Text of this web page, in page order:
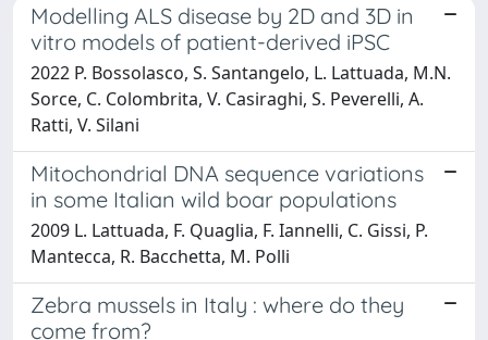
Modelling ALS disease by 2D and 3D in
vitro models of patient-derived iPSC
2022 P. Bossolasco, S. Santangelo, L. Lattuada, M.N.
Sorce, C. Colombrita, V. Casiraghi, S. Peverelli, A.
Ratti, V. Silani
Mitochondrial DNA sequence variations
in some Italian wild boar populations
2009 L. Lattuada, F. Quaglia, F. Iannelli, C. Gissi, P.
Mantecca, R. Bacchetta, M. Polli
Zebra mussels in Italy : where do they
come from?